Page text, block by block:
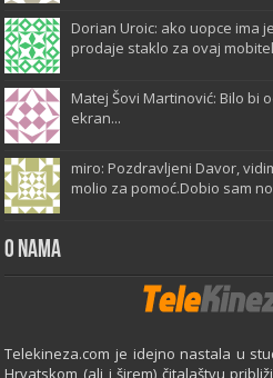
Dorian Uroic: ako uopce ima
prodaje staklo za ovaj
Matej Šovi Martinović: Bilo bi
ekran...
miro: Pozdravljeni Davor,
molio za pomoć.Dobio sam
O Nama
Telekineza.com je idejno nastala u
Hrvatskom (ali i širem) čitalaštvu